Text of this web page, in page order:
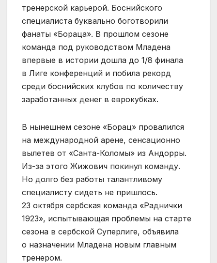
тренерской карьерой. Боснийского
специалиста буквально боготворили
фанаты «Бораца». В прошлом сезоне
команда под руководством Младена
впервые в истории дошла до 1/8 финала
в Лиге конференций и побила рекорд
среди боснийских клубов по количеству
заработанных денег в еврокубках.
В нынешнем сезоне «Борац» провалился
на международной арене, сенсационно
вылетев от «Санта-Коломы» из Андорры.
Из-за этого Жижович покинул команду.
Но долго без работы талантливому
специалисту сидеть не пришлось.
23 октября сербская команда «Раднички
1923», испытывающая проблемы на старте
сезона в сербской Суперлиге, объявила
о назначении Младена новым главным
тренером.